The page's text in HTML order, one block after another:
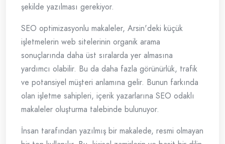
şekilde yazılması gerekiyor.
SEO optimizasyonlu makaleler, Arsin'deki küçük
işletmelerin web sitelerinin organik arama
sonuçlarında daha üst sıralarda yer almasına
yardımcı olabilir. Bu da daha fazla görünürlük, trafik
ve potansiyel müşteri anlamına gelir. Bunun farkında
olan işletme sahipleri, içerik yazarlarına SEO odaklı
makaleler oluşturma talebinde bulunuyor.
İnsan tarafından yazılmış bir makalede, resmi olmayan